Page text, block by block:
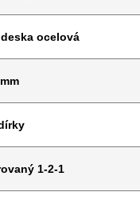
ocelová
1-2-1